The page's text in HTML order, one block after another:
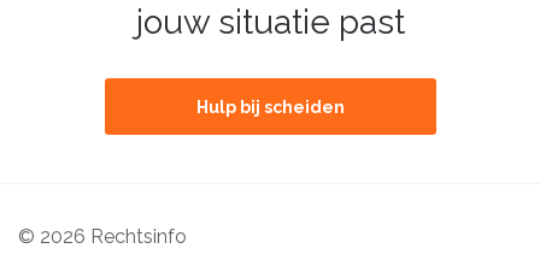
jouw situatie past
Hulp bij scheiden
© 2026 Rechtsinfo